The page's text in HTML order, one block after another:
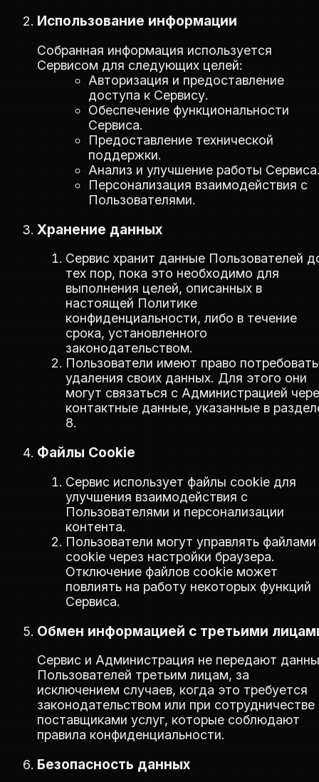
Использование информации
Собранная информация используется
Сервисом для следующих целей:
Авторизация и предоставление
доступа к Сервису.
Обеспечение функциональности
Сервиса.
Предоставление технической
поддержки.
Анализ и улучшение работы
Персонализация взаимодействия с
Пользователями.
Хранение данных
Сервис хранит данные Пользователей
тех пор, пока это необходимо для
выполнения целей, описанных в
настоящей Политике
конфиденциальности, либо в течение
срока, установленного
законодательством.
Пользователи имеют право потребовать
удаления своих данных. Для этого они
могут связаться с Администрацией
контактные данные, указанные в
8.
Файлы Cookie
Сервис использует файлы cookie для
улучшения взаимодействия с
Пользователями и персонализации
контента.
Пользователи могут управлять файлами
cookie через настройки браузера.
Отключение файлов cookie может
повлиять на работу некоторых функций
Сервиса.
Обмен информацией с третьими
Сервис и Администрация не передают
Пользователей третьим лицам, за
исключением случаев, когда это требуется
законодательством или при сотрудничестве
поставщиками услуг, которые соблюдают
правила конфиденциальности.
Безопасность данных